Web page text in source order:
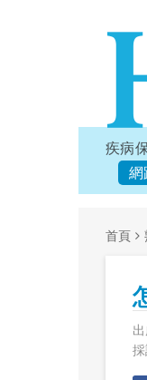
疾病
網
首頁